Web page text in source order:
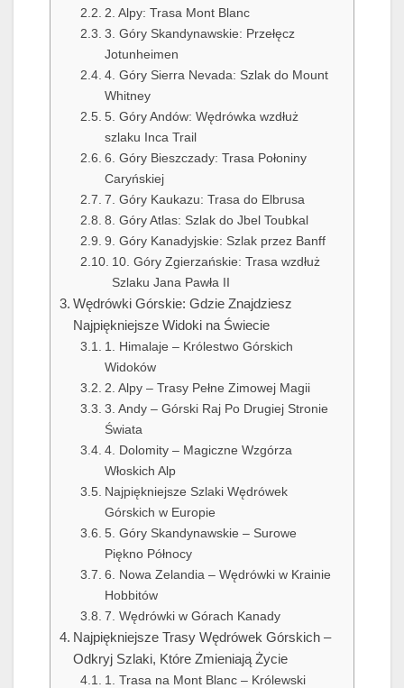
2. Alpy: Trasa Mont Blanc
3. Góry Skandynawskie: Przełęcz
Jotunheimen
4. Góry Sierra Nevada: Szlak do Mount
Whitney
5. Góry Andów: Wędrówka wzdłuż
szlaku Inca Trail
6. Góry Bieszczady: Trasa Połoniny
Caryńskiej
7. Góry Kaukazu: Trasa do Elbrusa
8. Góry Atlas: Szlak do Jbel Toubkal
9. Góry Kanadyjskie: Szlak przez Banff
10. Góry Zgierzańskie: Trasa wzdłuż
Szlaku Jana Pawła II
Wędrówki Górskie: Gdzie Znajdziesz
Najpiękniejsze Widoki na Świecie
1. Himalaje – Królestwo Górskich
Widoków
2. Alpy – Trasy Pełne Zimowej Magii
3. Andy – Górski Raj Po Drugiej Stronie
Świata
4. Dolomity – Magiczne Wzgórza
Włoskich Alp
Najpiękniejsze Szlaki Wędrówek
Górskich w Europie
5. Góry Skandynawskie – Surowe
Piękno Północy
6. Nowa Zelandia – Wędrówki w Krainie
Hobbitów
7. Wędrówki w Górach Kanady
Najpiękniejsze Trasy Wędrówek Górskich –
Odkryj Szlaki, Które Zmieniają Życie
1. Trasa na Mont Blanc – Królewski